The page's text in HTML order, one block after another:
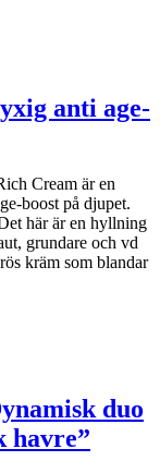
anti age-
Cream är en
boost på djupet.
här är en hyllning
grundare och vd
kräm som blandar
duo
havre”